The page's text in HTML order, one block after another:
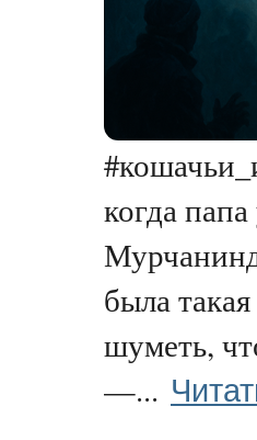
когда
была
шуметь,
—...